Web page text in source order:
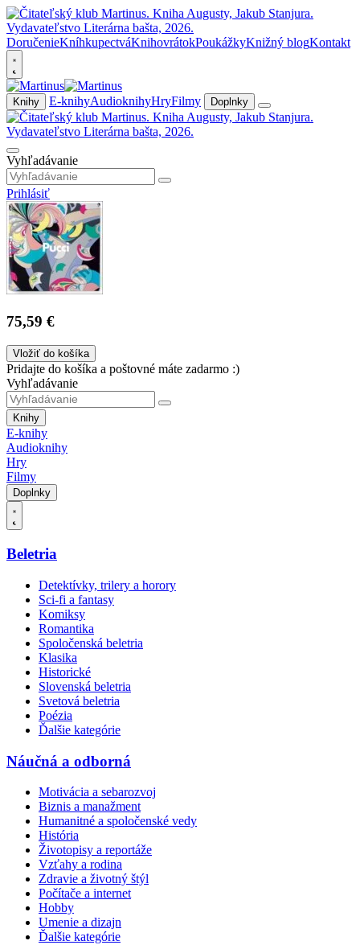
DoručenieKníhkupectváKnihovrátokPoukážkyKnižný blogKontakt
Knihy E-knihyAudioknihyHryFilmy Doplnky
Vyhľadávanie
Prihlásiť
75,59 €
Vložiť do košíka
Pridajte do košíka a poštovné máte zadarmo :)
Vyhľadávanie
Knihy
E-knihy
Audioknihy
Hry
Filmy
Doplnky
Beletria
Detektívky, trilery a horory
Sci-fi a fantasy
Komiksy
Romantika
Spoločenská beletria
Klasika
Historické
Slovenská beletria
Svetová beletria
Poézia
Ďalšie kategórie
Náučná a odborná
Motivácia a sebarozvoj
Biznis a manažment
Humanitné a spoločenské vedy
História
Životopisy a reportáže
Vzťahy a rodina
Zdravie a životný štýl
Počítače a internet
Hobby
Umenie a dizajn
Ďalšie kategórie